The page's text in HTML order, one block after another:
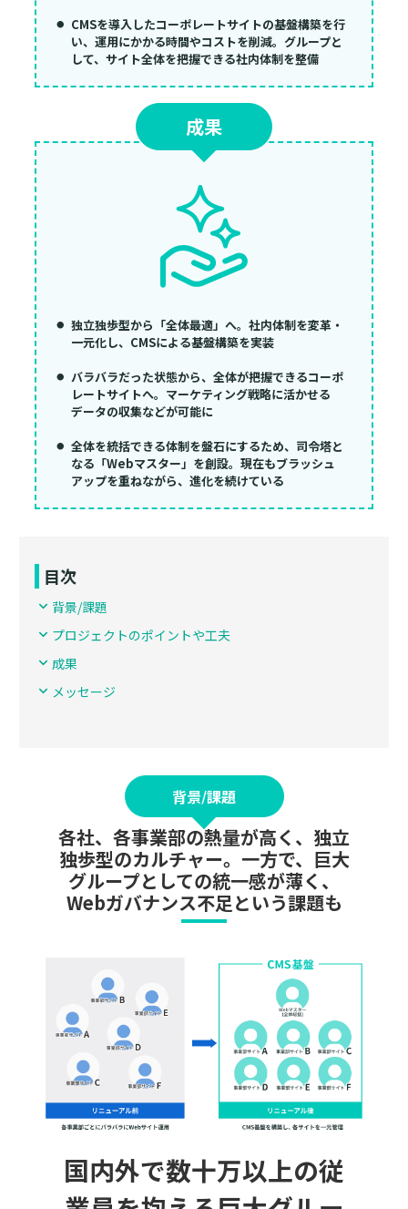
CMSを導入したコーポレートサイトの基盤構築を行
い、運用にかかる時間やコストを削減。グループと
して、サイト全体を把握できる社内体制を整備
成果
独立独歩型から「全体最適」へ。社内体制を変革・
一元化し、CMSによる基盤構築を実装
バラバラだった状態から、全体が把握できるコーポ
レートサイトへ。マーケティング戦略に活かせる
データの収集などが可能に
全体を統括できる体制を盤石にするため、司令塔と
なる「Webマスター」を創設。現在もブラッシュ
アップを重ねながら、進化を続けている
目次
背景/課題
プロジェクトのポイントや工夫
成果
メッセージ
背景/課題
各社、各事業部の熱量が高く、独立
独歩型のカルチャー。一方で、巨大
グループとしての統一感が薄く、
Webガバナンス不足という課題も
国内外で数十万以上の従